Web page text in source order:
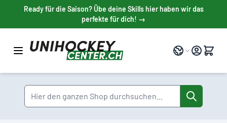
Direkt zum Inhalt
Ready für die Saison? Übe deine Skills hier haben wir das
perfekte für dich! →
Sprache
Suche